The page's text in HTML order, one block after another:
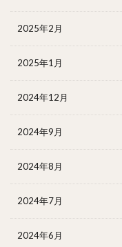
2025年2月
2025年1月
2024年12月
2024年9月
2024年8月
2024年7月
2024年6月